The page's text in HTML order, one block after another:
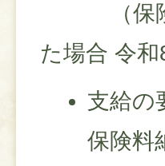
（保険料
た場合 令和
支給の
保険料